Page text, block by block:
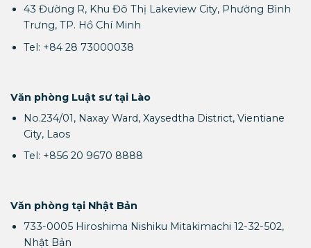
43 Đường R, Khu Đô Thị Lakeview City, Phường Bình
Trưng, TP. Hồ Chí Minh
Tel: +84 28 73000038
Văn phòng Luật sư tại Lào
No.234/01, Naxay Ward, Xaysedtha District, Vientiane
City, Laos
Tel: +856 20 9670 8888
Văn phòng tại Nhật Bản
733-0005 Hiroshima Nishiku Mitakimachi 12-32-502,
Nhật Bản